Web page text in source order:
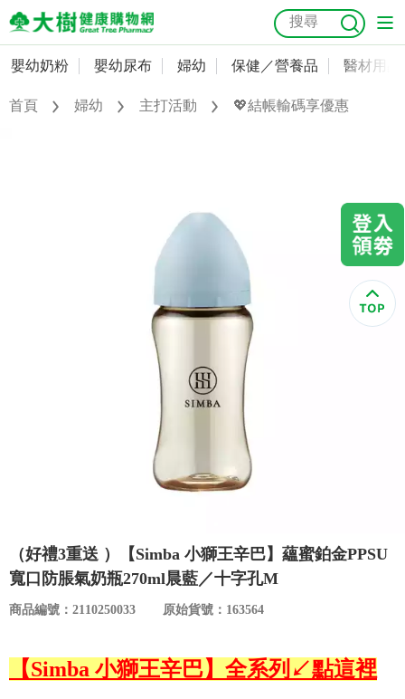
嬰幼奶粉
優惠活動
關於我們
合作提案
會員資料及密碼修改
嬰幼奶粉 嬰幼尿布 婦幼 保健／營養品 醫材用品
首頁 婦幼 主打活動 💖結帳輸碼享優惠
（好禮3重送 ）【Simba 小獅王辛巴】蘊蜜鉑金PPSU
寬口防脹氣奶瓶270ml晨藍／十字孔M
商品編號：2110250033 原始貨號：163564
【Simba 小獅王辛巴】全系列↙點這裡